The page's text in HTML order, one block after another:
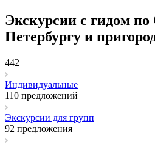
Экскурсии с гидом
Петербургу и
442
Индивидуальные
110 предложений
Экскурсии для групп
92 предложения